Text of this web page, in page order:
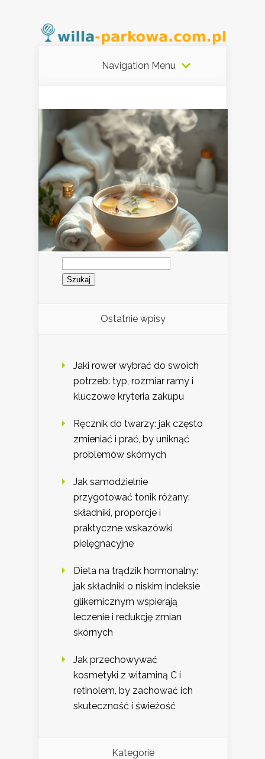
Navigation Menu
Szukaj:
Ostatnie wpisy
Jaki rower wybrać do swoich
potrzeb: typ, rozmiar ramy i
kluczowe kryteria zakupu
Ręcznik do twarzy: jak często
zmieniać i prać, by uniknąć
problemów skórnych
Jak samodzielnie
przygotować tonik różany:
składniki, proporcje i
praktyczne wskazówki
pielęgnacyjne
Dieta na trądzik hormonalny:
jak składniki o niskim indeksie
glikemicznym wspierają
leczenie i redukcję zmian
skórnych
Jak przechowywać
kosmetyki z witaminą C i
retinolem, by zachować ich
skuteczność i świeżość
Kategorie